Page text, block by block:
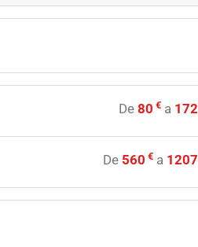
De80 € a 172
De 560 € a 1207